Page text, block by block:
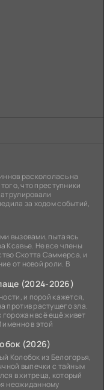
раскололась на
что преступники
за ходом событий,
вызовами, пытаясь
Ксавье. Не все члены
Скотта Саммерса, и
от новой роли. В
(2024-2026)
и порой кажется,
против растущего зла.
всё ещё живет
в этой
(2026)
Колобок из Белогорья,
выпечки с тайным
в хитреца, который
неожиданному